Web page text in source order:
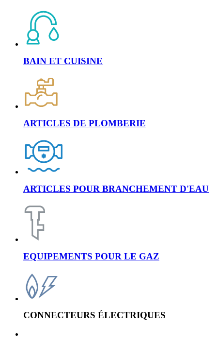
BAIN ET CUISINE
ARTICLES DE PLOMBERIE
ARTICLES POUR BRANCHEMENT D'EAU
EQUIPEMENTS POUR LE GAZ
CONNECTEURS ÉLECTRIQUES